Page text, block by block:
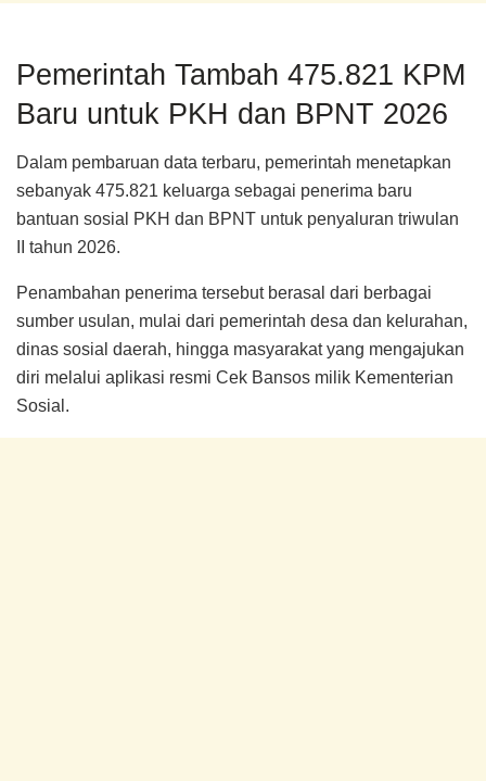
Pemerintah Tambah 475.821 KPM
Baru untuk PKH dan BPNT 2026
Dalam pembaruan data terbaru, pemerintah menetapkan
sebanyak 475.821 keluarga sebagai penerima baru
bantuan sosial PKH dan BPNT untuk penyaluran triwulan
II tahun 2026.
Penambahan penerima tersebut berasal dari berbagai
sumber usulan, mulai dari pemerintah desa dan kelurahan,
dinas sosial daerah, hingga masyarakat yang mengajukan
diri melalui aplikasi resmi Cek Bansos milik Kementerian
Sosial.